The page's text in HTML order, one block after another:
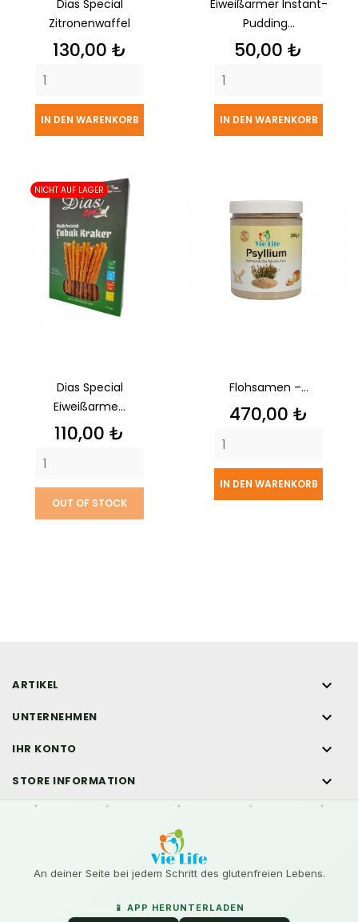
Dias Special
Zitronenwaffel
Preis
130,00 ₺
IN DEN WARENKORB
Eiweißarmer Instant-
Pudding...
Preis
50,00 ₺
IN DEN WARENKORB
Dias Special
Eiweißarme...
Preis
110,00 ₺
OUT OF STOCK
NICHT AUF LAGER
Flohsamen –...
Preis
470,00 ₺
IN DEN WARENKORB
ARTIKEL 
UNTERNEHMEN 
IHR KONTO 
STORE INFORMATION 
An deiner Seite bei jedem Schritt des glutenfreien Lebens.
📱 APP HERUNTERLADEN